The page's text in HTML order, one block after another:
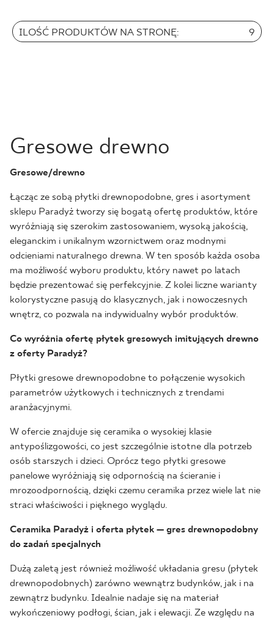
40 x 120 cm
ILOŚĆ PRODUKTÓW NA STRONĘ: 9
Gresowe drewno
Gresowe/drewno
Łącząc ze sobą płytki drewnopodobne, gres i asortyment
sklepu Paradyż tworzy się bogatą ofertę produktów, które
wyróżniają się szerokim zastosowaniem, wysoką jakością,
eleganckim i unikalnym wzornictwem oraz modnymi
odcieniami naturalnego drewna. W ten sposób każda osoba
ma możliwość wyboru produktu, który nawet po latach
będzie prezentować się perfekcyjnie. Z kolei liczne warianty
kolorystyczne pasują do klasycznych, jak i nowoczesnych
wnętrz, co pozwala na indywidualny wybór produktów.
Co wyróżnia ofertę płytek gresowych imitujących drewno
z oferty Paradyż?
Płytki gresowe drewnopodobne to połączenie wysokich
parametrów użytkowych i technicznych z trendami
aranżacyjnymi.
W ofercie znajduje się ceramika o wysokiej klasie
antypoślizgowości, co jest szczególnie istotne dla potrzeb
osób starszych i dzieci. Oprócz tego płytki gresowe
panelowe wyróżniają się odpornością na ścieranie i
mrozoodpornością, dzięki czemu ceramika przez wiele lat nie
straci właściwości i pięknego wyglądu.
Ceramika Paradyż i oferta płytek — gres drewnopodobny
do zadań specjalnych
Dużą zaletą jest również możliwość układania gresu (płytek
drewnopodobnych) zarówno wewnątrz budynków, jak i na
zewnątrz budynku. Idealnie nadaje się na materiał
wykończeniowy podłogi, ścian, jak i elewacji. Ze względu na